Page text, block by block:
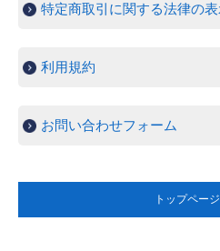
特定商取引に関する法律の
利用規約
お問い合わせフォーム
トップペー